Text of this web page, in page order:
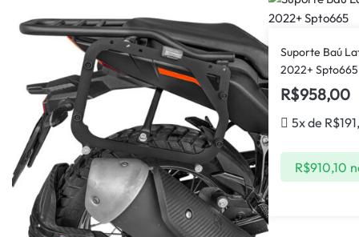
Suporte Baú
2022+ Spto665
R$958,00
5x de R$
R$910,10